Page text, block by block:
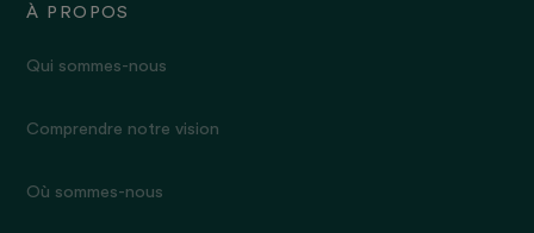
À PROPOS
Qui sommes-nous
Comprendre notre vision
Où sommes-nous